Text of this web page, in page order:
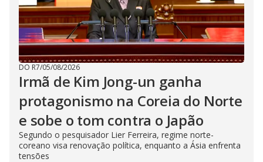
DO R7/05/08/2026
Irmã de Kim Jong-un ganha
protagonismo na Coreia do Norte
e sobe o tom contra o Japão
Segundo o pesquisador Lier Ferreira, regime norte-
coreano visa renovação política, enquanto a Ásia enfrenta
tensões